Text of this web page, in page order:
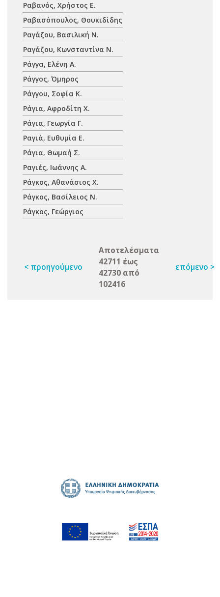
Ραβανός, Χρήστος Ε.
Ραβασόπουλος, Θουκιδίδης
Ραγάζου, Βασιλική Ν.
Ραγάζου, Κωνσταντίνα Ν.
Ράγγα, Ελένη Α.
Ράγγος, Όμηρος
Ράγγου, Σοφία Κ.
Ράγια, Αφροδίτη Χ.
Ράγια, Γεωργία Γ.
Ραγιά, Ευθυμία Ε.
Ράγια, Θωμαή Σ.
Ραγιές, Ιωάννης Α.
Ράγκος, Αθανάσιος Χ.
Ράγκος, Βασίλειος Ν.
Ράγκος, Γεώργιος
< προηγούμενο
Αποτελέσματα
42711 έως
42730 από
102416
επόμενο >